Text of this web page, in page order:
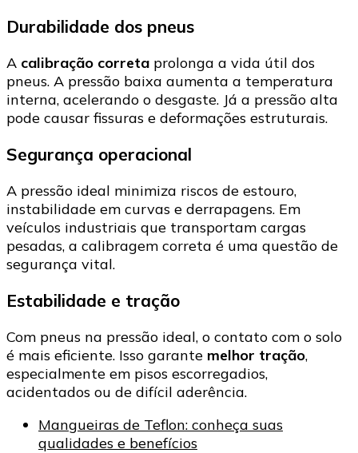
Durabilidade dos pneus
A calibração correta prolonga a vida útil dos
pneus. A pressão baixa aumenta a temperatura
interna, acelerando o desgaste. Já a pressão alta
pode causar fissuras e deformações estruturais.
Segurança operacional
A pressão ideal minimiza riscos de estouro,
instabilidade em curvas e derrapagens. Em
veículos industriais que transportam cargas
pesadas, a calibragem correta é uma questão de
segurança vital.
Estabilidade e tração
Com pneus na pressão ideal, o contato com o solo
é mais eficiente. Isso garante melhor tração,
especialmente em pisos escorregadios,
acidentados ou de difícil aderência.
Mangueiras de Teflon: conheça suas
qualidades e benefícios